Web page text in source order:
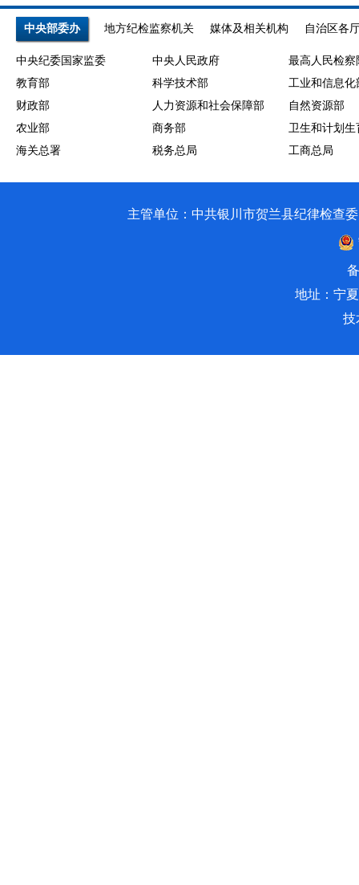
中央部委办 地方纪检监察机关 媒体及相关机构 自治区各
中央纪委国家监委 中央人民政府
最高人民检察
教育部
科学技术部
工业和信息化
财政部
人力资源和社会保障部
自然资源部
农业部
商务部
卫生和计划生
海关总署
税务总局 工商总局
主管单位：中共银川市贺兰县纪律检查
地址：宁
技